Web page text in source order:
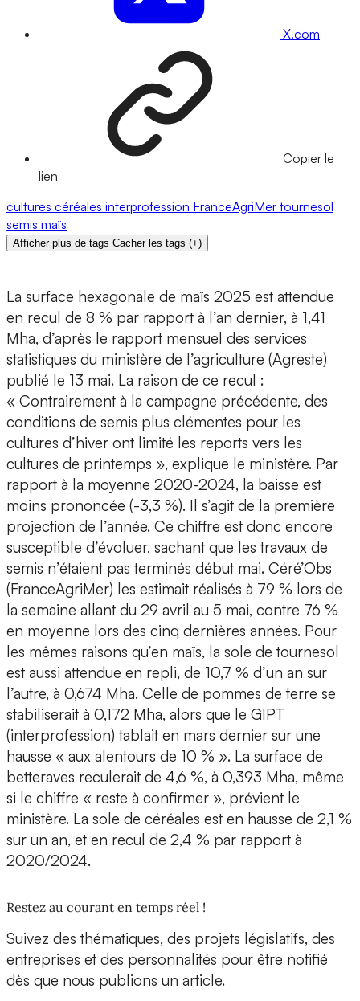
X.com
Copier le
lien
cultures céréales interprofession FranceAgriMer tournesol
semis maïs
Afficher plus de tags Cacher les tags (+)
La surface hexagonale de maïs 2025 est attendue
en recul de 8 % par rapport à l’an dernier, à 1,41
Mha, d’après le rapport mensuel des services
statistiques du ministère de l’agriculture (Agreste)
publié le 13 mai. La raison de ce recul :
« Contrairement à la campagne précédente, des
conditions de semis plus clémentes pour les
cultures d’hiver ont limité les reports vers les
cultures de printemps », explique le ministère. Par
rapport à la moyenne 2020-2024, la baisse est
moins prononcée (-3,3 %). Il s’agit de la première
projection de l’année. Ce chiffre est donc encore
susceptible d’évoluer, sachant que les travaux de
semis n’étaient pas terminés début mai. Céré’Obs
(FranceAgriMer) les estimait réalisés à 79 % lors de
la semaine allant du 29 avril au 5 mai, contre 76 %
en moyenne lors des cinq dernières années. Pour
les mêmes raisons qu’en maïs, la sole de tournesol
est aussi attendue en repli, de 10,7 % d’un an sur
l’autre, à 0,674 Mha. Celle de pommes de terre se
stabiliserait à 0,172 Mha, alors que le GIPT
(interprofession) tablait en mars dernier sur une
hausse « aux alentours de 10 % ». La surface de
betteraves reculerait de 4,6 %, à 0,393 Mha, même
si le chiffre « reste à confirmer », prévient le
ministère. La sole de céréales est en hausse de 2,1 %
sur un an, et en recul de 2,4 % par rapport à
2020/2024.
Restez au courant en temps réel !
Suivez des thématiques, des projets législatifs, des
entreprises et des personnalités pour être notifié
dès que nous publions un article.